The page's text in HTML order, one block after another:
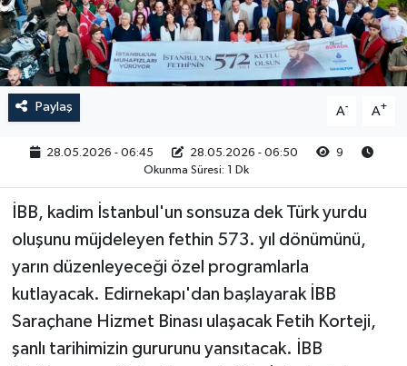
Paylaş A- A+
28.05.2026 - 06:45 28.05.2026 - 06:50
9
Okunma Süresi: 1 Dk
İBB, kadim İstanbul'un sonsuza dek Türk yurdu
oluşunu müjdeleyen fethin 573. yıl dönümünü,
yarın düzenleyeceği özel programlarla
kutlayacak. Edirnekapı'dan başlayarak İBB
Saraçhane Hizmet Binası ulaşacak Fetih Korteji,
şanlı tarihimizin gururunu yansıtacak. İBB
RESMİ İLAN